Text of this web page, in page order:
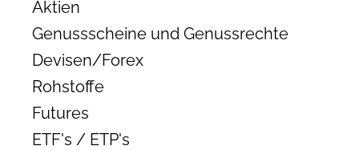
Aktien
Genussscheine und Genussrechte
Devisen/Forex
Rohstoffe
Futures
ETF's / ETP's